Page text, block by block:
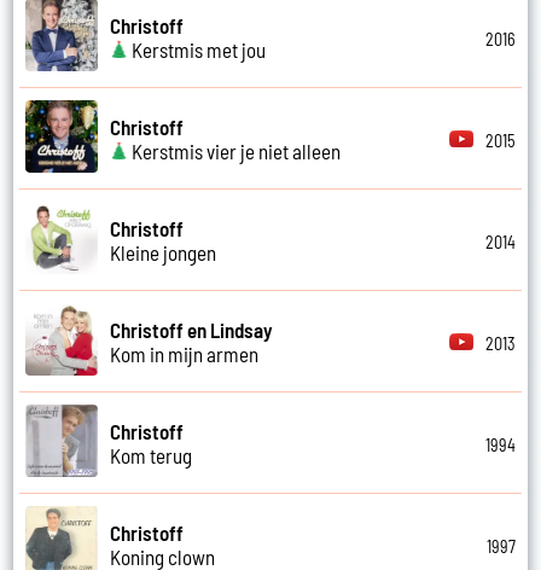
Christoff
Kerstmis met jou
2016
Christoff
Kerstmis vier je niet alleen
2015
Christoff
Kleine jongen
2014
Christoff en Lindsay
Kom in mijn armen
2013
Christoff
Kom terug
1994
Christoff
Koning clown
1997